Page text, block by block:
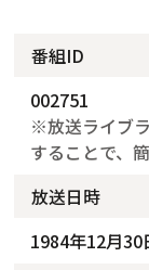
番組ID
002751
※放送ライブ
することで、
放送日時
1984年12月30